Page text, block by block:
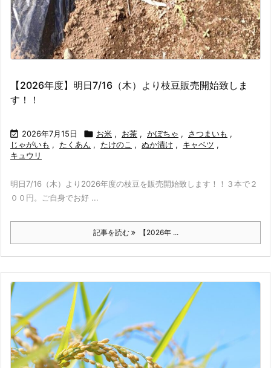
【2026年度】明日7/16（木）より枝豆販売開始致しま
す！！
 2026年7月15日  お米 , お茶 , かぼちゃ , さつまいも ,
じゃがいも , たくあん , たけのこ , ぬか漬け , キャベツ ,
キュウリ
明日7/16（木）より2026年度の枝豆を販売開始致します！！３本で２
００円。ご自身でお好 ...
記事を読む 【2026年 ...